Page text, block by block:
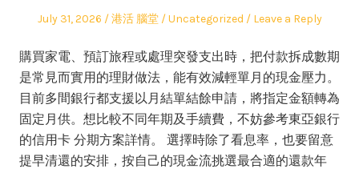
Posted
July 31, 2026 Author
港活 腦堂
Posted
Uncategorized Leave a Reply
購買家電、預訂旅程或處理突發支出時，把付款拆成數期
是常見而實用的理財做法，能有效減輕單月的現金壓力。
目前多間銀行都支援以月結單結餘申請，將指定金額轉為
固定月供。想比較不同年期及手續費，不妨參考東亞銀行
的信用卡 分期方案詳情。 選擇時除了看息率，也要留意
提早清還的安排，按自己的現金流挑選最合適的還款年